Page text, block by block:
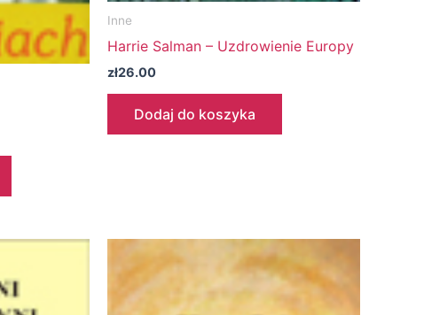
Inne
Harrie Salman – Uzdrowienie Europy
zł26.00
Dodaj do koszyka